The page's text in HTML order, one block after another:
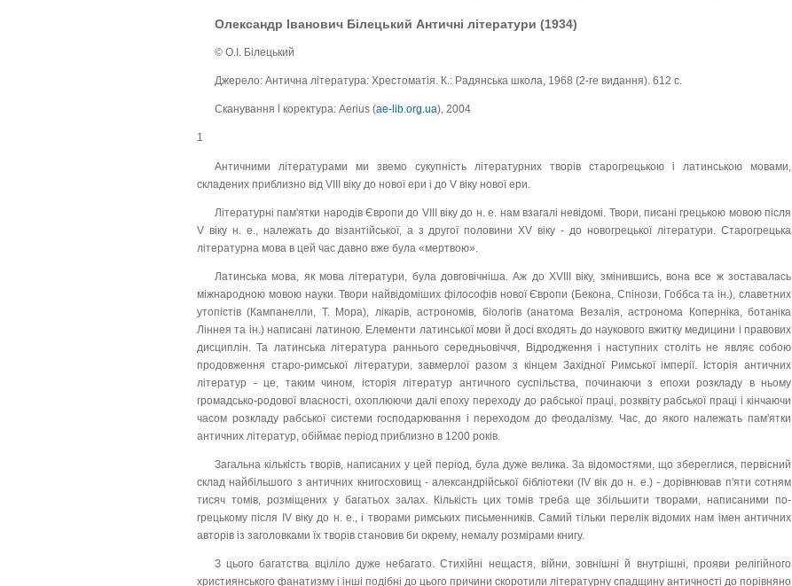
Олександр Іванович Білецький Античні літератури (1934)
© О.І. Білецький
Джерело: Антична література: Хрестоматія. К.: Радянська школа, 1968 (2-ге видання). 612 с.
Сканування і коректура: Aerius (ae-lib.org.ua), 2004
1
Античними літературами ми звемо сукупність літературних творів старогрецькою і латинською мовами,
складених приблизно від VIII віку до нової ери і до V віку нової ери.
Літературні пам'ятки народів Європи до VIII віку до н. е. нам взагалі невідомі. Твори, писані грецькою мовою після
V віку н. е., належать до візантійської, а з другої половини XV віку - до новогрецької літератури. Старогрецька
літературна мова в цей час давно вже була «мертвою».
Латинська мова, як мова літератури, була довговічніша. Аж до XVIII віку, змінившись, вона все ж зоставалась
міжнародною мовою науки. Твори найвідоміших філософів нової Європи (Бекона, Спінози, Гоббса та ін.), славетних
утопістів (Кампанелли, Т. Мора), лікарів, астрономів, біологів (анатома Везалія, астронома Коперніка, ботаніка
Ліннея та ін.) написані латиною. Елементи латинської мови й досі входять до наукового вжитку медицини і правових
дисциплін. Та латинська література раннього середньовіччя, Відродження і наступних століть не являє собою
продовження старо-римської літератури, завмерлої разом з кінцем Західної Римської імперії. Історія античних
літератур - це, таким чином, історія літератур античного суспільства, починаючи з епохи розкладу в ньому
громадсько-родової власності, охоплюючи далі епоху переходу до рабської праці, розквіту рабської праці і кінчаючи
часом розкладу рабської системи господарювання і переходом до феодалізму. Час, до якого належать пам'ятки
античних літератур, обіймає період приблизно в 1200 років.
Загальна кількість творів, написаних у цей період, була дуже велика. 3а відомостями, що збереглися, первісний
склад найбільшого з античних книгосховищ - александрійської бібліотеки (IV вік до н. е.) - дорівнював п'яти сотням
тисяч томів, розміщених у багатьох залах. Кількість цих томів треба ще збільшити творами, написаними по-
грецькому після IV віку до н. е., і творами римських письменників. Самий тільки перелік відомих нам імен античних
авторів із заголовками їх творів становив би окрему, немалу розмірами книгу.
З цього багатства вціліло дуже небагато. Стихійні нещастя, війни, зовнішні й внутрішні, прояви релігійного
християнського фанатизму і інші подібні до цього причини скоротили літературну спадщину античності до порівняно